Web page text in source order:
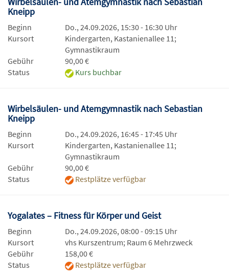
Kneipp
Beginn
Do., 24.09.2026, 15:30 - 16:30 Uhr
Kursort
Kindergarten, Kastanienallee 11;
Gymnastikraum
Gebühr
90,00 €
Status
Kurs buchbar
Wirbelsäulen- und Atemgymnastik nach Sebastian
Kneipp
Beginn
Do., 24.09.2026, 16:45 - 17:45 Uhr
Kursort
Kindergarten, Kastanienallee 11;
Gymnastikraum
Gebühr
90,00 €
Status
Restplätze verfügbar
Yogalates – Fitness für Körper und Geist
Beginn
Do., 24.09.2026, 08:00 - 09:15 Uhr
Kursort
vhs Kurszentrum; Raum 6 Mehrzweck
Gebühr
158,00 €
Status
Restplätze verfügbar